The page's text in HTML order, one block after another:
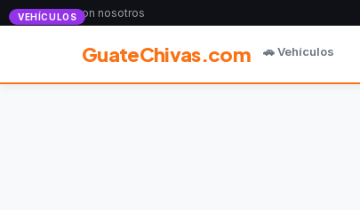
Anunciate con nosotros
GuateChivas.com 🚗 Vehículos
VEHÍCULOS